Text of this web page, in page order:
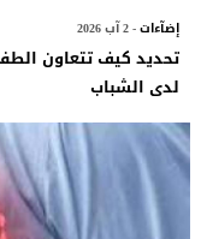
إضآءات- 2 آب 2026
تحديد كيف تتعاون
لدى الشباب